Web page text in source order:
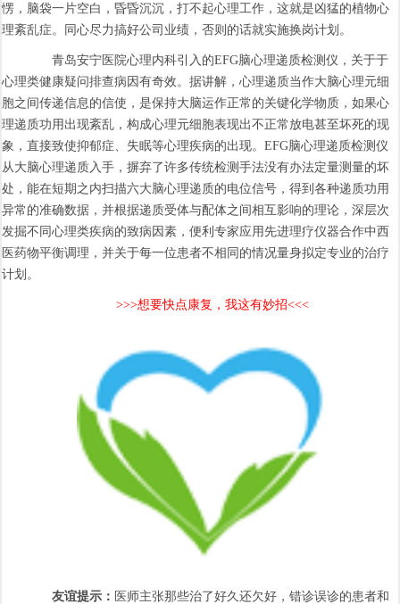
愣，脑袋一片空白，昏昏沉沉，打不起心理工作，这就是凶猛的植物心
理紊乱症。同心尽力搞好公司业绩，否则的话就实施换岗计划。
青岛安宁医院心理内科引入的EFG脑心理递质检测仪，关于于
心理类健康疑问排查病因有奇效。据讲解，心理递质当作大脑心理元细
胞之间传递信息的信使，是保持大脑运作正常的关键化学物质，如果心
理递质功用出现紊乱，构成心理元细胞表现出不正常放电甚至坏死的现
象，直接致使抑郁症、失眠等心理疾病的出现。EFG脑心理递质检测仪
从大脑心理递质入手，摒弃了许多传统检测手法没有办法定量测量的坏
处，能在短期之内扫描六大脑心理递质的电位信号，得到各种递质功用
异常的准确数据，并根据递质受体与配体之间相互影响的理论，深层次
发掘不同心理类疾病的致病因素，便利专家应用先进理疗仪器合作中西
医药物平衡调理，并关于每一位患者不相同的情况量身拟定专业的治疗
计划。
>>>想要快点康复，我这有妙招<<<
友谊提示： 医师主张那些治了好久还欠好，错诊误诊的患者和